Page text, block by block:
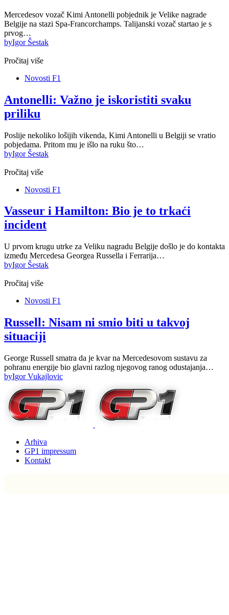
Mercedesov vozač Kimi Antonelli pobjednik je Velike nagrade
Belgije na stazi Spa-Francorchamps. Talijanski vozač startao je s
prvog…
byIgor Šestak
Pročitaj više
Novosti F1
Antonelli: Važno je iskoristiti svaku
priliku
Poslije nekoliko lošijih vikenda, Kimi Antonelli u Belgiji se vratio
pobjedama. Pritom mu je išlo na ruku što…
byIgor Šestak
Pročitaj više
Novosti F1
Vasseur i Hamilton: Bio je to trkaći
incident
U prvom krugu utrke za Veliku nagradu Belgije došlo je do kontakta
između Mercedesa Georgea Russella i Ferrarija…
byIgor Šestak
Pročitaj više
Novosti F1
Russell: Nisam ni smio biti u takvoj
situaciji
George Russell smatra da je kvar na Mercedesovom sustavu za
pohranu energije bio glavni razlog njegovog ranog odustajanja…
byIgor Vukajlovic
Arhiva
GP1 impressum
Kontakt